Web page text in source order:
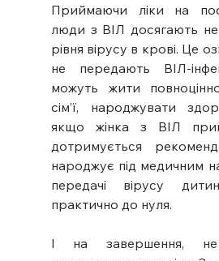
Приймаючи ліки на
люди з ВІЛ досягають
рівня вірусу в крові. Це
не передають ВІЛ-
можуть жити
сім’ї, народжувати
якщо жінка з ВІЛ
дотримується
народжує під медичним
передачі вірусу
практично до нуля.
І на завершення, не